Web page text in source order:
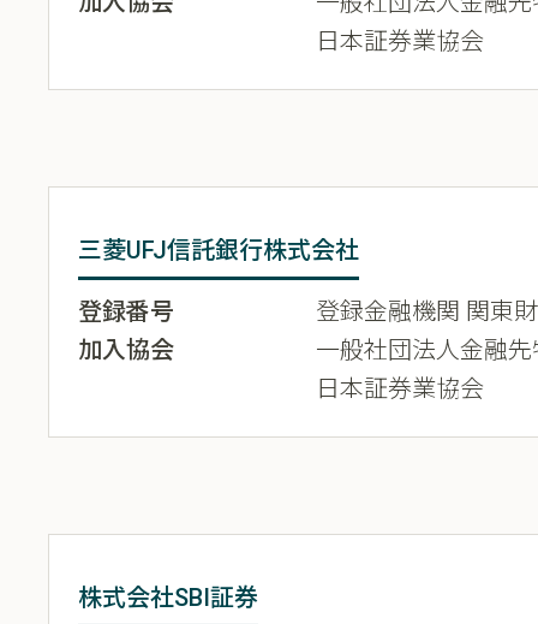
日本証券業協会
三菱UFJ信託銀行株式会社
登録番号
登録金融機関 関東
加入協会
一般社団法人金融
日本証券業協会
株式会社SBI証券